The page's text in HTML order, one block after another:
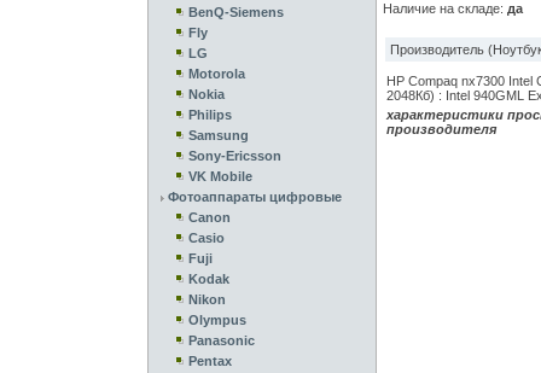
BenQ-Siemens
Fly
LG
Motorola
Nokia
Philips
Samsung
Sony-Ericsson
VK Mobile
Фотоаппараты цифровые
Canon
Casio
Fuji
Kodak
Nikon
Olympus
Panasonic
Pentax
Наличие на складе: да
Производитель
HP Compaq nx7300 Intel
2048Кб) : Intel 940GML
характеристики
производителя